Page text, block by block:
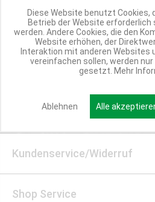
E-MAIL*
Anmelden
Kundenservice/Widerruf
Shop Service
Diese Website benutzt Cookies,
Betrieb der Website
werden. Andere Cookies, die den
Website erhöhen, der
Interaktion mit anderen Websites
vereinfachen sollen, werden
gesetzt. Mehr
Ablehnen Alle